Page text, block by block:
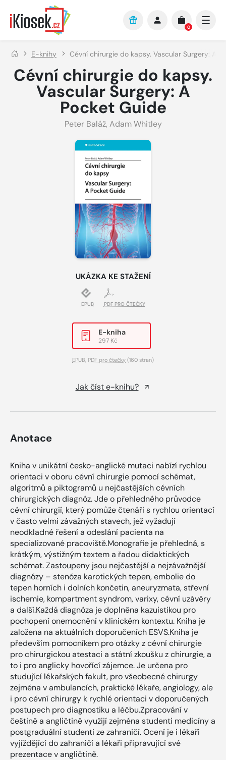
Přejít na hlavní obsah
0
E-knihy Cévní chirurgie do kapsy. Vascular Surgery: A
Cévní chirurgie do kapsy.
Vascular Surgery: A
Pocket Guide
Peter Baláž, Adam Whitley
UKÁZKA KE STAŽENÍ
EPUB PDF PRO ČTEČKY
E-kniha
297 Kč
EPUB PDF pro čtečky (160 stran)
Jak číst e-knihu?
Anotace
Kniha v unikátní česko-anglické mutaci nabízí rychlou
orientaci v oboru cévní chirurgie pomocí schémat,
algoritmů a piktogramů u nejčastějších cévních
chirurgických diagnóz. Jde o přehledného průvodce
cévní chirurgií, který pomůže čtenáři s rychlou orientací
v často velmi závažných stavech, jež vyžadují
neodkladné řešení a odeslání pacienta na
specializované pracoviště.Monografie je přehledná, s
krátkým, výstižným textem a řadou didaktických
schémat. Zastoupeny jsou nejčastější a nejzávažnější
diagnózy – stenóza karotických tepen, embolie do
tepen horních i dolních končetin, aneuryzmata, střevní
ischemie, kompartment syndrom, varixy, cévní uzávěry
a další.Každá diagnóza je doplněna kazuistikou pro
pochopení onemocnění v klinickém kontextu. Kniha je
založena na aktuálních doporučeních ESVS.Kniha je
především pomocníkem pro otázky z cévní chirurgie
pro chirurgickou atestaci a státní zkoušku z chirurgie, a
to i pro anglicky hovořící zájemce. Je určena pro
studující lékařských fakult, pro všeobecné chirurgy
zejména v ambulancích, praktické lékaře, angiology, ale
i pro cévní chirurgy k rychlé orientaci v doporučených
postupech pro diagnostiku a léčbu.Zpracování v
češtině a angličtině využijí zejména studenti medicíny a
postgraduální studenti ze zahraničí. Ocení je i lékaři
vyjíždějící do zahraničí a lékaři připravující své
prezentace v angličtině.